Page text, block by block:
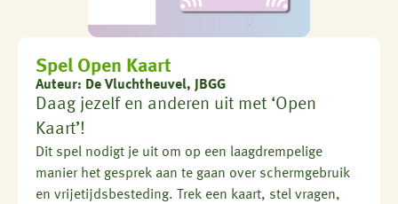
Spel Open Kaart
Auteur: De Vluchtheuvel, JBGG
Daag jezelf en anderen uit met ‘Open
Kaart’!
Dit spel nodigt je uit om op een laagdrempelige
manier het gesprek aan te gaan over schermgebruik
en vrijetijdsbesteding. Trek een kaart, stel vragen,